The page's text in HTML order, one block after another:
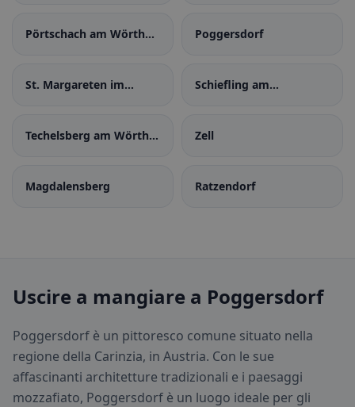
Pörtschach am Wörther
Poggersdorf
St. Margareten im
Schiefling am
Techelsberg am Wörther
Zell
Magdalensberg Ratzendorf
Uscire a mangiare a Poggersdorf
Poggersdorf è un pittoresco comune situato nella
regione della Carinzia, in Austria. Con le sue
affascinanti architetture tradizionali e i paesaggi
mozzafiato, Poggersdorf è un luogo ideale per gli